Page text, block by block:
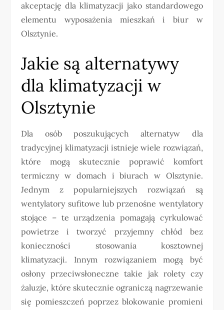
akceptację dla klimatyzacji jako standardowego
elementu wyposażenia mieszkań i biur w
Olsztynie.
Jakie są alternatywy
dla klimatyzacji w
Olsztynie
Dla osób poszukujących alternatyw dla
tradycyjnej klimatyzacji istnieje wiele rozwiązań,
które mogą skutecznie poprawić komfort
termiczny w domach i biurach w Olsztynie.
Jednym z popularniejszych rozwiązań są
wentylatory sufitowe lub przenośne wentylatory
stojące – te urządzenia pomagają cyrkulować
powietrze i tworzyć przyjemny chłód bez
konieczności stosowania kosztownej
klimatyzacji. Innym rozwiązaniem mogą być
osłony przeciwsłoneczne takie jak rolety czy
żaluzje, które skutecznie ograniczą nagrzewanie
się pomieszczeń poprzez blokowanie promieni